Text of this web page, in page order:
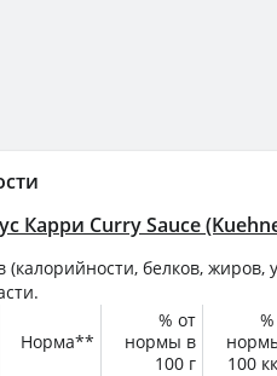
Карри Curry Sauce
белков, жиров,
Норма**
% от
нормы в
100 г
100